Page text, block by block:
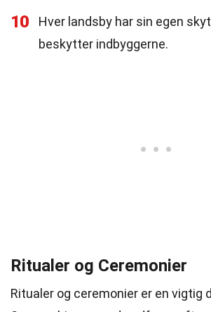
10
Hver landsby har sin egen
beskytter indbyggerne.
Ritualer og Ceremonier
Ritualer og ceremonier er en vigtig